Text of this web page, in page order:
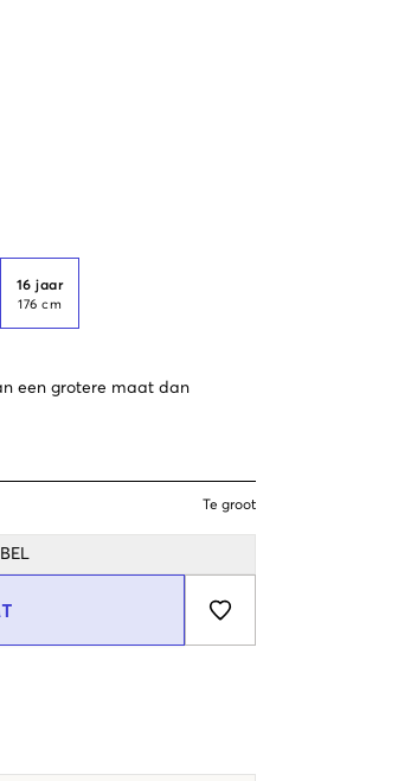
16 jaar
176 cm
een grotere maat dan
Te groot